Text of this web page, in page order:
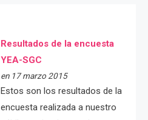
Resultados de la encuesta
YEA-SGC
en 17 marzo 2015
Estos son los resultados de la
encuesta realizada a nuestro